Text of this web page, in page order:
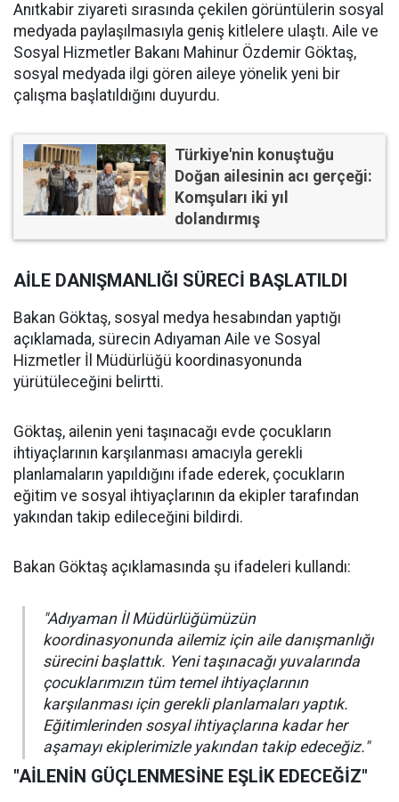
Anıtkabir ziyareti sırasında çekilen görüntülerin sosyal
medyada paylaşılmasıyla geniş kitlelere ulaştı. Aile ve
Sosyal Hizmetler Bakanı Mahinur Özdemir Göktaş,
sosyal medyada ilgi gören aileye yönelik yeni bir
çalışma başlatıldığını duyurdu.
Türkiye'nin konuştuğu
Doğan ailesinin acı gerçeği:
Komşuları iki yıl
dolandırmış
AİLE DANIŞMANLIĞI SÜRECİ BAŞLATILDI
Bakan Göktaş, sosyal medya hesabından yaptığı
açıklamada, sürecin Adıyaman Aile ve Sosyal
Hizmetler İl Müdürlüğü koordinasyonunda
yürütüleceğini belirtti.
Göktaş, ailenin yeni taşınacağı evde çocukların
ihtiyaçlarının karşılanması amacıyla gerekli
planlamaların yapıldığını ifade ederek, çocukların
eğitim ve sosyal ihtiyaçlarının da ekipler tarafından
yakından takip edileceğini bildirdi.
Bakan Göktaş açıklamasında şu ifadeleri kullandı:
"Adıyaman İl Müdürlüğümüzün
koordinasyonunda ailemiz için aile danışmanlığı
sürecini başlattık. Yeni taşınacağı yuvalarında
çocuklarımızın tüm temel ihtiyaçlarının
karşılanması için gerekli planlamaları yaptık.
Eğitimlerinden sosyal ihtiyaçlarına kadar her
aşamayı ekiplerimizle yakından takip edeceğiz."
"AİLENİN GÜÇLENMESİNE EŞLİK EDECEĞİZ"